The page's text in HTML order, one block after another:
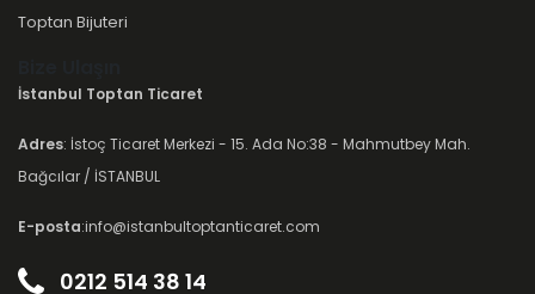
Toptan Bijuteri
İstanbul Toptan Ticaret
Adres: İstoç Ticaret Merkezi - 15. Ada No:38 - Mahmutbey Mah.
Bağcılar / İSTANBUL
E-posta:info@istanbultoptanticaret.com
0212 514 38 14